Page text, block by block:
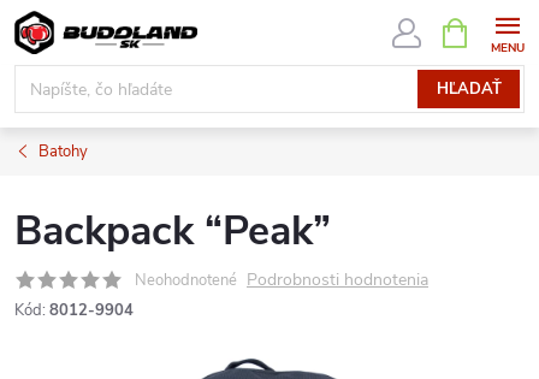
Prejsť
na
obsah
HĽADAŤ
KOŠÍK
Batohy
Backpack “Peak”
Neohodnotené Podrobnosti hodnotenia
Kód: 8012-9904